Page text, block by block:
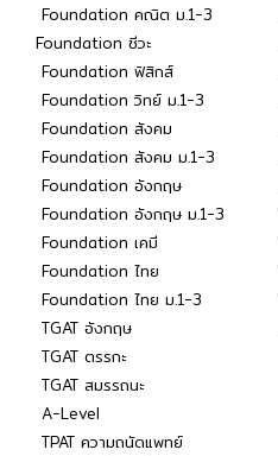
Foundation คณิต ม.1-3
Foundation ชีวะ
Foundation ฟิสิกส์
Foundation วิทย์ ม.1-3
Foundation สังคม
Foundation สังคม ม.1-3
Foundation อังกฤษ
Foundation อังกฤษ ม.1-3
Foundation เคมี
Foundation ไทย
Foundation ไทย ม.1-3
TGAT อังกฤษ
TGAT ตรรกะ
TGAT สมรรถนะ
A-Level
TPAT ความถนัดแพทย์